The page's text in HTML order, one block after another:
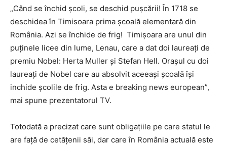
„Când se închid școli, se deschid pușcării! În 1718 se
deschidea în Timisoara prima şcoală elementară din
România. Azi se închide de frig! Timișoara are unul din
puținele licee din lume, Lenau, care a dat doi laureați de
premiu Nobel: Herta Muller și Stefan Hell. Orașul cu doi
laureați de Nobel care au absolvit aceeași școală își
inchide școlile de frig. Asta e breaking news european”,
mai spune prezentatorul TV.
Totodată a precizat care sunt obligațiile pe care statul le
are față de cetățenii săi, dar care în România actuală este